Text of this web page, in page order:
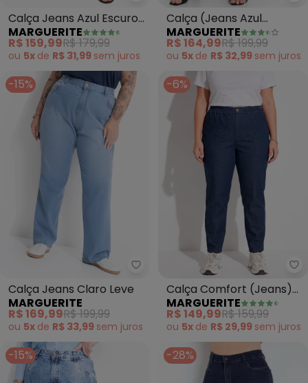
Calça Jeans Azul Escuro
com Elastano Flare
MARGUERITE
R$ 159,99R$ 179,99
ou 5x de R$ 31,99 sem juros
Calça (Jeans Azul
Escuro) em Jeans
MARGUERITE
R$ 164,99R$ 199,99
ou 5x de R$ 32,99 sem juros
-15%
Marguerite - Calça Jeans Claro
Calça Jeans Claro Leve
MARGUERITE
R$ 169,99R$ 199,99
ou 5x de R$ 33,99 sem juros
-6%
Calça Comfort (Jeans)
com Bolsos Plus Size
MARGUERITE
R$ 149,99R$ 159,99
ou 5x de R$ 29,99 sem juros
-15% -28%